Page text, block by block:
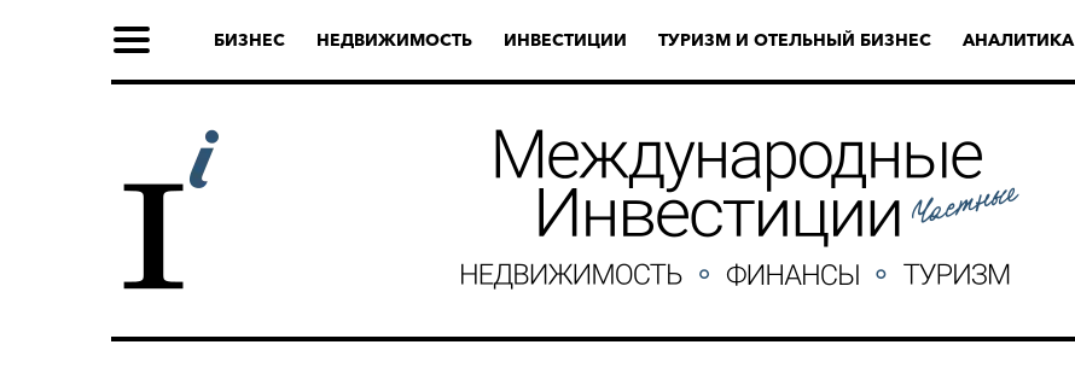
БИЗНЕС НЕДВИЖИМОСТЬ ИНВЕСТИЦИИ ТУРИЗМ И ОТЕЛЬНЫЙ БИЗНЕС АНАЛИТИКА